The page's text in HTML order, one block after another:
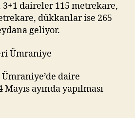
daireler 115 metrekare,
dükkanlar ise 265
geliyor.
daire
ayında yapılması